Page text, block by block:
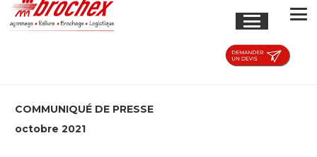
COMMUNIQUÉ DE PRESSE
octobre 2021